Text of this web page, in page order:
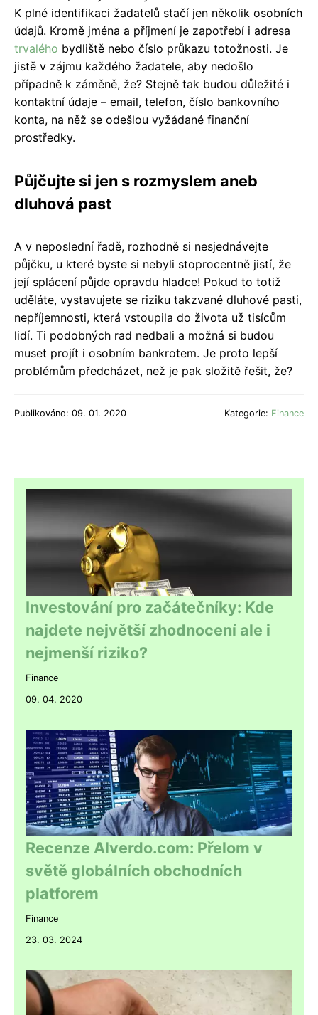
K plné identifikaci žadatelů stačí jen několik osobních
údajů. Kromě jména a příjmení je zapotřebí i adresa
trvalého bydliště nebo číslo průkazu totožnosti. Je
jistě v zájmu každého žadatele, aby nedošlo
případně k záměně, že? Stejně tak budou důležité i
kontaktní údaje – email, telefon, číslo bankovního
konta, na něž se odešlou vyžádané finanční
prostředky.
Půjčujte si jen s rozmyslem aneb
dluhová past
A v neposlední řadě, rozhodně si nesjednávejte
půjčku, u které byste si nebyli stoprocentně jistí, že
její splácení půjde opravdu hladce! Pokud to totiž
uděláte, vystavujete se riziku takzvané dluhové pasti,
nepříjemnosti, která vstoupila do života už tisícům
lidí. Ti podobných rad nedbali a možná si budou
muset projít i osobním bankrotem. Je proto lepší
problémům předcházet, než je pak složitě řešit, že?
Publikováno: 09. 01. 2020 Kategorie: Finance
Investování pro začátečníky: Kde
najdete největší zhodnocení ale i
nejmenší riziko?
Finance
09. 04. 2020
Recenze Alverdo.com: Přelom v
světě globálních obchodních
platforem
Finance
23. 03. 2024